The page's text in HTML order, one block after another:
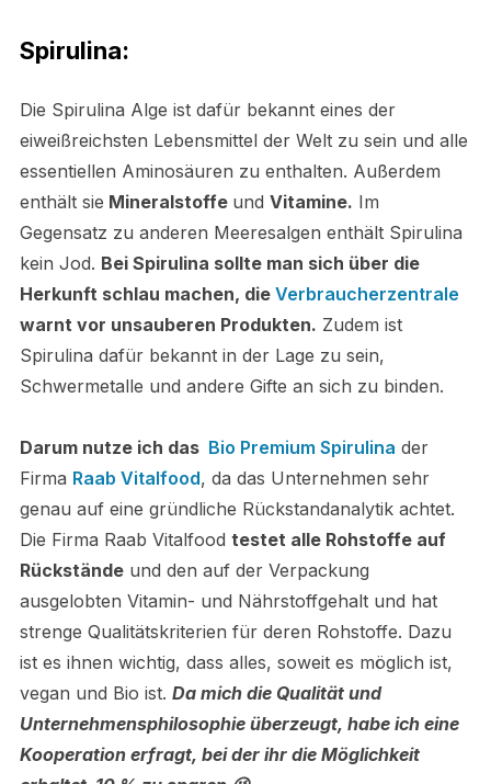
Spirulina:
Die Spirulina Alge ist dafür bekannt eines der
eiweißreichsten Lebensmittel der Welt zu sein und alle
essentiellen Aminosäuren zu enthalten. Außerdem
enthält sie Mineralstoffe und Vitamine. Im
Gegensatz zu anderen Meeresalgen enthält Spirulina
kein Jod. Bei Spirulina sollte man sich über die
Herkunft schlau machen, die Verbraucherzentrale
warnt vor unsauberen Produkten. Zudem ist
Spirulina dafür bekannt in der Lage zu sein,
Schwermetalle und andere Gifte an sich zu binden.
Darum nutze ich das Bio Premium Spirulina der
Firma Raab Vitalfood, da das Unternehmen sehr
genau auf eine gründliche Rückstandanalytik achtet.
Die Firma Raab Vitalfood testet alle Rohstoffe auf
Rückständeund den auf der Verpackung
ausgelobten Vitamin- und Nährstoffgehalt und hat
strenge Qualitätskriterien für deren Rohstoffe. Dazu
ist es ihnen wichtig, dass alles, soweit es möglich ist,
vegan und Bio ist. Da mich die Qualität und
Unternehmensphilosophie überzeugt, habe ich eine
Kooperation erfragt, bei der ihr die Möglichkeit